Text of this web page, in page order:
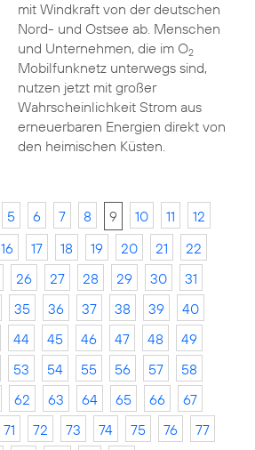
mit Windkraft von der deutschen
Nord- und Ostsee ab. Menschen
und Unternehmen, die im O2
Mobilfunknetz unterwegs sind,
nutzen jetzt mit großer
Wahrscheinlichkeit Strom aus
erneuerbaren Energien direkt von
den heimischen Küsten.
5 6 7 8 9 10 11
12
16 17 18 19 20 21
22
26 27 28 29 30
31
35 36 37 38 39
40
44 45 46 47 48
49
53 54 55 56 57
58
62 63 64 65 66
67
71 72 73 74 75 76
77